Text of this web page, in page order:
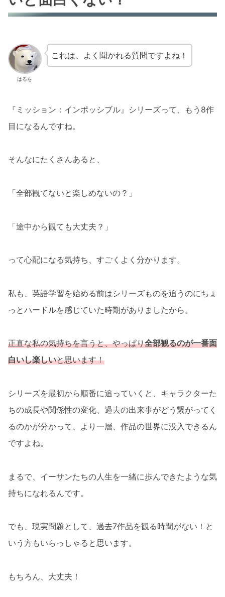
はるを
これは、よく聞かれる質問ですよね！
『ミッション：インポッシブル』シリーズって、もう8作
目になるんですね。
そんなにたくさんあると、
「全部観てないと楽しめないの？」
「途中から観ても大丈夫？」
って心配になる気持ち、すごくよく分かります。
私も、英語学習を始める前はシリーズものを追うのにちょ
っとハードルを感じていた時期がありましたから。
正直な私の気持ちを言うと、やっぱり全部観るのが一番面
白いし楽しいと思います！
シリーズを最初から順番に追っていくと、キャラクターた
ちの成長や関係性の変化、過去の出来事がどう繋がってく
るのかが分かって、より一層、作品の世界に没入できるん
ですよね。
まるで、イーサンたちの人生を一緒に歩んできたような気
持ちになれるんです。
でも、現実問題として、過去7作品を観る時間がない！と
いう方もいらっしゃると思います。
もちろん、大丈夫！